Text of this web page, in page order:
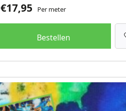
€17,95 Per meter
Bestellen